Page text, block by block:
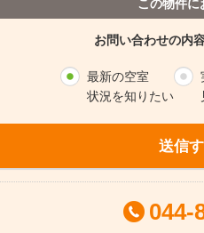
この物件に
お問い合わせの内
最新の空室
状況を知りたい
送信
044-